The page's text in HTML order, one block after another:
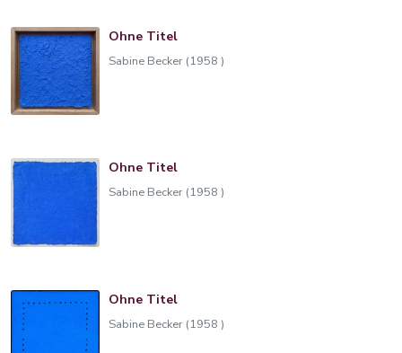
Ohne Titel
Sabine Becker (1958 )
Ohne Titel
Sabine Becker (1958 )
Ohne Titel
Sabine Becker (1958 )